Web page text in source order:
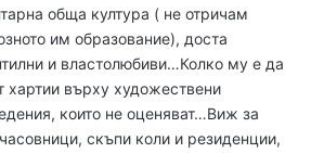
обща култура ( не отричам
им образование), доста
и властолюбиви…Колко му е да
хартии върху художествени
които не оценяват…Виж за
скъпи коли и резиденции,